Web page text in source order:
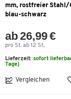
mm, rostfreier Stahl/
blau-schwarz
ab 26,99 €
pro St. ab 12 St.
Lieferzeit: sofort
Tage)
Vergleichen